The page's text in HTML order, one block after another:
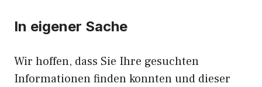
In eigener Sache
Wir hoffen, dass Sie Ihre gesuchten
Informationen finden konnten und dieser